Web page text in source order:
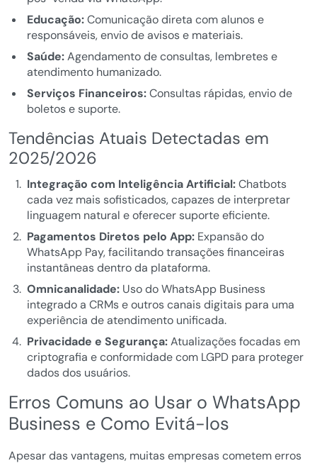
Educação:Comunicação direta com alunos e
responsáveis, envio de avisos e materiais.
Saúde:Agendamento de consultas, lembretes e
atendimento humanizado.
Serviços Financeiros:Consultas rápidas, envio de
boletos e suporte.
Tendências Atuais Detectadas em
2025/2026
Integração com Inteligência Artificial:Chatbots
cada vez mais sofisticados, capazes de interpretar
linguagem natural e oferecer suporte eficiente.
Pagamentos Diretos pelo App:Expansão do
WhatsApp Pay, facilitando transações financeiras
instantâneas dentro da plataforma.
Omnicanalidade:Uso do WhatsApp Business
integrado a CRMs e outros canais digitais para uma
experiência de atendimento unificada.
Privacidade e Segurança:Atualizações focadas em
criptografia e conformidade com LGPD para proteger
dados dos usuários.
Erros Comuns ao Usar o WhatsApp
Business e Como Evitá-los
Apesar das vantagens, muitas empresas cometem erros